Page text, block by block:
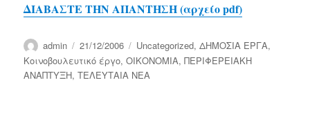
ΔΙΑΒΑΣΤΕ ΤΗΝ ΑΠΑΝΤΗΣΗ (αρχείο pdf)
Author
admin
Posted
on
21/12/2006 Categories
Uncategorized,ΔΗΜΟΣΙΑ ΕΡΓΑ,
Κοινοβουλευτικό έργο,ΟΙΚΟΝΟΜΙΑ,ΠΕΡΙΦΕΡΕΙΑΚΗ
ΑΝΑΠΤΥΞΗ,ΤΕΛΕΥΤΑΙΑ ΝΕΑ